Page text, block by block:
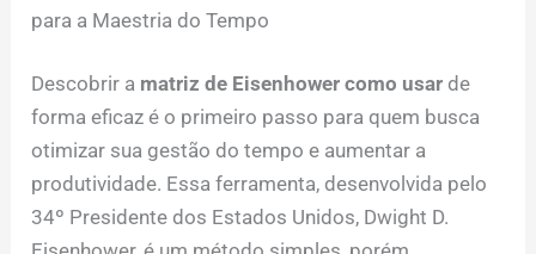
para a Maestria do Tempo
Descobrir a matriz de Eisenhower como usar de
forma eficaz é o primeiro passo para quem busca
otimizar sua gestão do tempo e aumentar a
produtividade. Essa ferramenta, desenvolvida pelo
34º Presidente dos Estados Unidos, Dwight D.